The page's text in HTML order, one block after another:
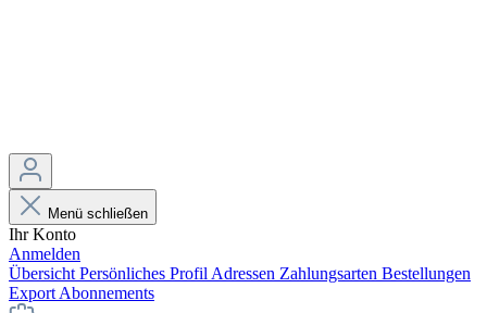
Menü schließen
Ihr Konto
Anmelden
Übersicht Persönliches Profil Adressen Zahlungsarten Bestellungen
Export Abonnements